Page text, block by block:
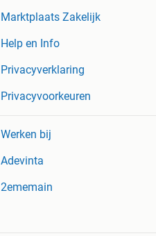
Marktplaats Zakelijk
Help en Info
Privacyverklaring
Privacyvoorkeuren
Werken bij
Adevinta
2ememain